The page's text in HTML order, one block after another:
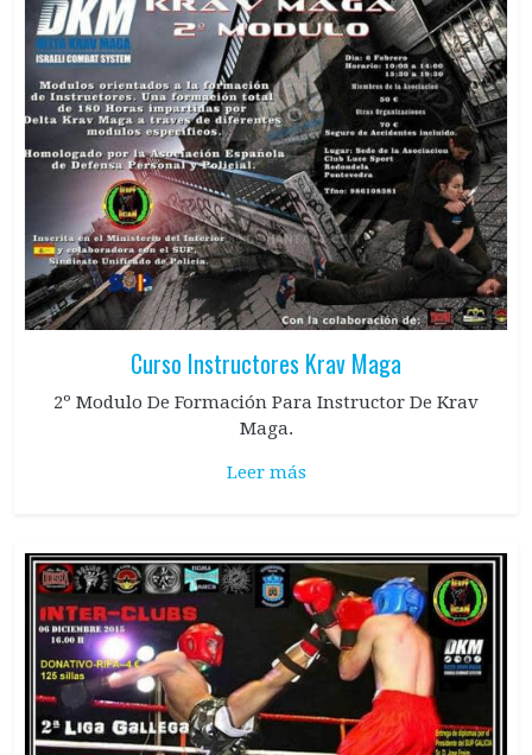
Curso Instructores Krav Maga
2º Modulo De Formación Para Instructor De Krav
Maga.
Leer más